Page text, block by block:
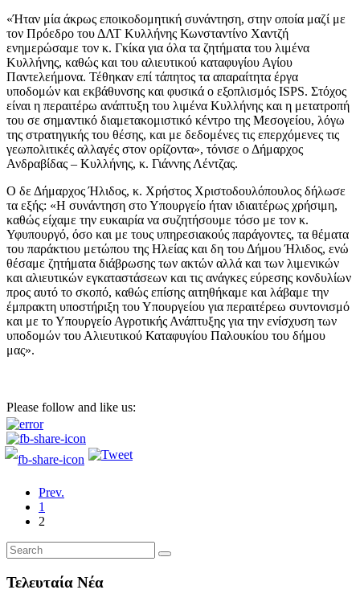
«Ήταν μία άκρως εποικοδομητική συνάντηση, στην οποία μαζί με
τον Πρόεδρο του ΔΛΤ Κυλλήνης Κωνσταντίνο Χαντζή
ενημερώσαμε τον κ. Γκίκα για όλα τα ζητήματα του λιμένα
Κυλλήνης, καθώς και του αλιευτικού καταφυγίου Αγίου
Παντελεήμονα. Τέθηκαν επί τάπητος τα απαραίτητα έργα
υποδομών και εκβάθυνσης και φυσικά ο εξοπλισμός ISPS. Στόχος
είναι η περαιτέρω ανάπτυξη του λιμένα Κυλλήνης και η μετατροπή
του σε σημαντικό διαμετακομιστικό κέντρο της Μεσογείου, λόγω
της στρατηγικής του θέσης, και με δεδομένες τις επερχόμενες τις
γεωπολιτικές αλλαγές στον ορίζοντα», τόνισε ο Δήμαρχος
Ανδραβίδας – Κυλλήνης, κ. Γιάννης Λέντζας.
Ο δε Δήμαρχος Ήλιδος, κ. Χρήστος Χριστοδουλόπουλος δήλωσε
τα εξής: «Η συνάντηση στο Υπουργείο ήταν ιδιαιτέρως χρήσιμη,
καθώς είχαμε την ευκαιρία να συζητήσουμε τόσο με τον κ.
Υφυπουργό, όσο και με τους υπηρεσιακούς παράγοντες, τα θέματα
του παράκτιου μετώπου της Ηλείας και δη του Δήμου Ήλιδος, ενώ
θέσαμε ζητήματα διάβρωσης των ακτών αλλά και των λιμενικών
και αλιευτικών εγκαταστάσεων και τις ανάγκες εύρεσης κονδυλίων
προς αυτό το σκοπό, καθώς επίσης αιτηθήκαμε και λάβαμε την
έμπρακτη υποστήριξη του Υπουργείου για περαιτέρεω συντονισμό
και με το Υπουργείο Αγροτικής Ανάπτυξης για την ενίσχυση των
υποδομών του Αλιευτικού Καταφυγίου Παλουκίου του δήμου
μας».
Please follow and like us:
Prev.
1
2
Τελευταία Νέα